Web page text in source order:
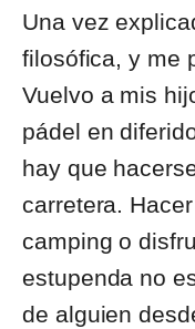
Una vez
filosófica, y me
Vuelvo a mis
pádel en
hay que
carretera.
camping o
estupenda no
de alguien